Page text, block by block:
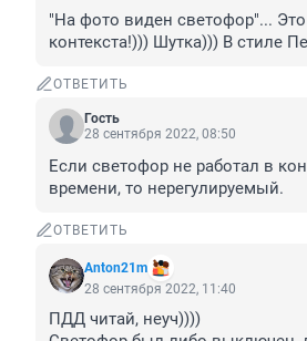
"На фото виден светофор"...
контекста!))) Шутка))) В стиле
ОТВЕТИТЬ
Гость
28 сентября 2022, 08:50
Если светофор не работал в
времени, то нерегулируемый.
ОТВЕТИТЬ
Anton21m
28 сентября 2022, 11:40
ПДД читай, неуч))))